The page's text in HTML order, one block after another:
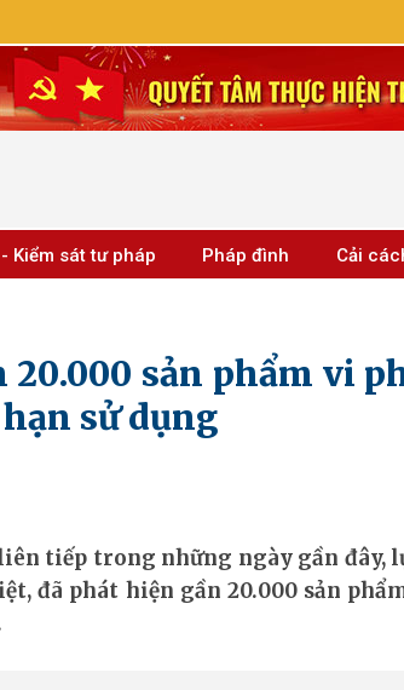
Kiểm sát tư pháp Pháp đình Cải
sản phẩm vi
sử dụng
tiếp trong những ngày gần đây,
đã phát hiện gần 20.000 sản